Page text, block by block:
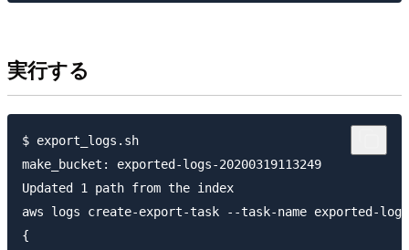
実行する
$ export_logs.sh
make_bucket: exported-logs-20200319113249
Updated 1 path from the index
aws logs create-export-task --task-name exported-
{